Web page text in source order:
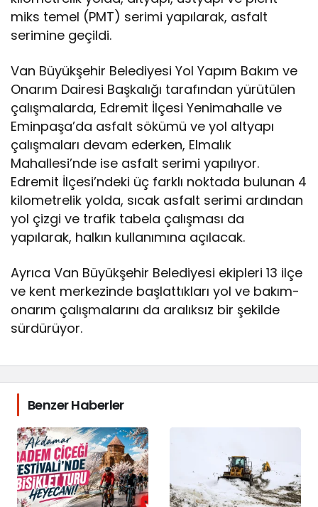
miks temel (PMT) serimi yapılarak, asfalt
serimine geçildi.
Van Büyükşehir Belediyesi Yol Yapım Bakım ve
Onarım Dairesi Başkalığı tarafından yürütülen
çalışmalarda, Edremit İlçesi Yenimahalle ve
Eminpaşa’da asfalt sökümü ve yol altyapı
çalışmaları devam ederken, Elmalık
Mahallesi’nde ise asfalt serimi yapılıyor.
Edremit İlçesi’ndeki üç farklı noktada bulunan 4
kilometrelik yolda, sıcak asfalt serimi ardından
yol çizgi ve trafik tabela çalışması da
yapılarak, halkın kullanımına açılacak.
Ayrıca Van Büyükşehir Belediyesi ekipleri 13 ilçe
ve kent merkezinde başlattıkları yol ve bakım-
onarım çalışmalarını da aralıksız bir şekilde
sürdürüyor.
Benzer Haberler